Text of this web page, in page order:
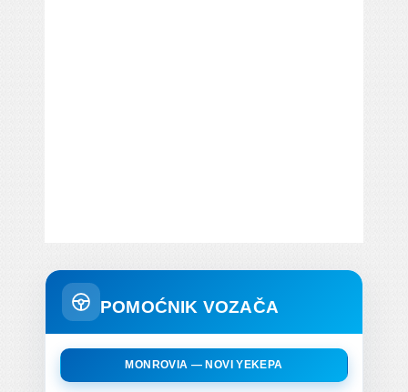
POMOĆNIK VOZAČA
MONROVIA — NOVI YEKEPA